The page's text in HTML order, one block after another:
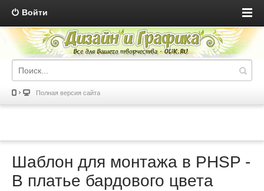
Войти
Полная версия сайта
Шаблон для монтажа в PHSP -
В платье бардового цвета